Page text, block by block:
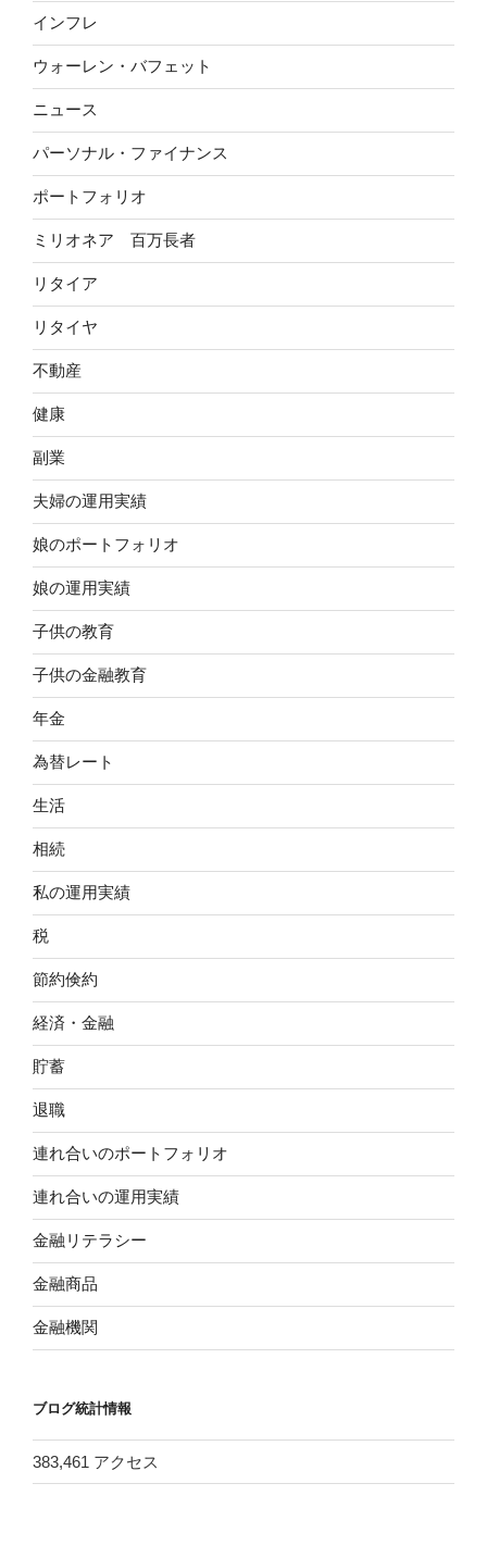
インフレ
ウォーレン・バフェット
ニュース
パーソナル・ファイナンス
ポートフォリオ
ミリオネア 百万長者
リタイア
リタイヤ
不動産
健康
副業
夫婦の運用実績
娘のポートフォリオ
娘の運用実績
子供の教育
子供の金融教育
年金
為替レート
生活
相続
私の運用実績
税
節約倹約
経済・金融
貯蓄
退職
連れ合いのポートフォリオ
連れ合いの運用実績
金融リテラシー
金融商品
金融機関
ブログ統計情報
383,461 アクセス